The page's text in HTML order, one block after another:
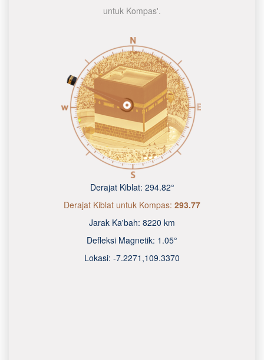
untuk Kompas'.
Derajat Kiblat: 294.82°
Derajat Kiblat untuk Kompas: 293.77
Jarak Ka'bah: 8220 km
Defleksi Magnetik: 1.05°
Lokasi: -7.2271 ,109.3370